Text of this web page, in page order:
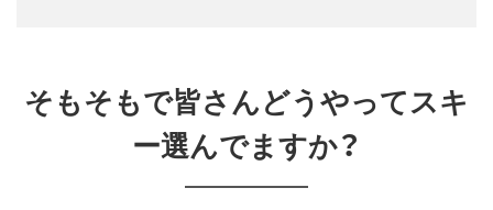
そもそもで皆さんどうやってスキ
ー選んでますか？